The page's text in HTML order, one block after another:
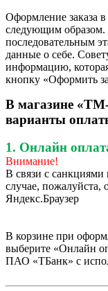
Оформление заказа
следующим образом.
последовательным
данные о себе.
информацию,
кнопку «Оформить
В магазине
варианты
1. Онлайн
Внимание!
В связи с
случае, пожалуйста,
Яндекс.Браузер
В корзине при
выберите «Онлайн
ПАО «ТБанк» с